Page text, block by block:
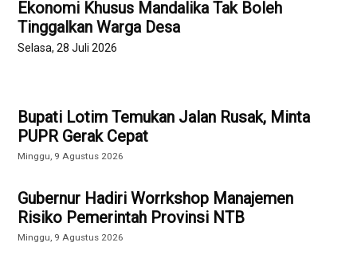
Ekonomi Khusus Mandalika Tak Boleh
Tinggalkan Warga Desa
Selasa, 28 Juli 2026
Bupati Lotim Temukan Jalan Rusak, Minta
PUPR Gerak Cepat
Minggu, 9 Agustus 2026
Gubernur Hadiri Worrkshop Manajemen
Risiko Pemerintah Provinsi NTB
Minggu, 9 Agustus 2026